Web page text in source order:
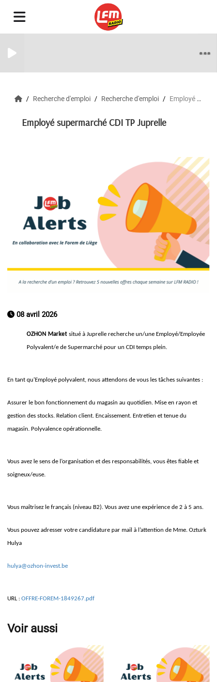
Recherche d'emploi Recherche d'emploi Employé supermarché CDI TP Juprelle
Employé supermarché CDI TP Juprelle
08 avril 2026
OZHON Market situé à Juprelle recherche un/une Employé/Employée
Polyvalent/e de Supermarché pour un CDI temps plein.
En tant qu’Employé polyvalent, nous attendons de vous les tâches suivantes :
Assurer le bon fonctionnement du magasin au quotidien. Mise en rayon et
gestion des stocks. Relation client. Encaissement. Entretien et tenue du
magasin. Polyvalence opérationnelle.
Vous avez le sens de l’organisation et des responsabilités, vous êtes fiable et
soigneux/euse.
Vous maîtrisez le français (niveau B2). Vous avez une expérience de 2 à 5 ans.
Vous pouvez adresser votre candidature par mail à l’attention de Mme. Ozturk
Hulya
hulya@ozhon-invest.be
URL : OFFRE-FOREM-1849267.pdf
Voir aussi